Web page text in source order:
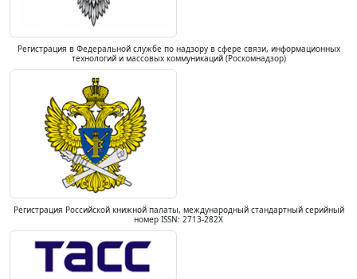
Регистрация в Федеральной службе по надзору в сфере связи, информационных
технологий и массовых коммуникаций (Роскомнадзор)
Регистрация Российской книжной палаты, международный стандартный серийный
номер ISSN: 2713-282X